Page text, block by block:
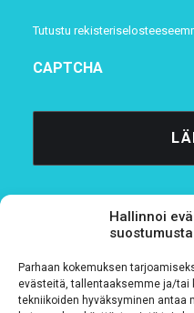
Hallinnoi
suostumusta
Parhaan kokemuksen
evästeitä, tallentaaksemme ja/tai
tekniikoiden hyväksyminen antaa
Tutustu
CAPTCHA